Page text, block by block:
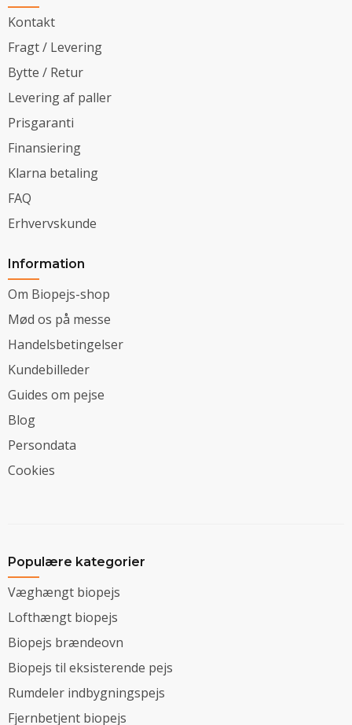
Kontakt
Fragt / Levering
Bytte / Retur
Levering af paller
Prisgaranti
Finansiering
Klarna betaling
FAQ
Erhvervskunde
Information
Om Biopejs-shop
Mød os på messe
Handelsbetingelser
Kundebilleder
Guides om pejse
Blog
Persondata
Cookies
Populære kategorier
Væghængt biopejs
Lofthængt biopejs
Biopejs brændeovn
Biopejs til eksisterende pejs
Rumdeler indbygningspejs
Fjernbetjent biopejs